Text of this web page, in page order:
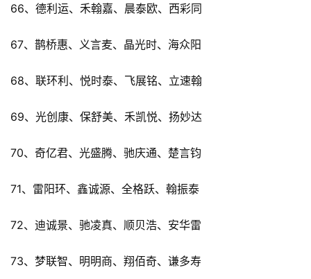
66、德利运、禾翰嘉、晨泰欧、西彩同
67、鹊桥惠、义言麦、晶光时、海众阳
68、联环利、悦时泰、飞展铭、立速翰
69、光创康、保舒美、禾凯悦、扬妙达
70、奇亿君、光盛腾、驰庆通、楚言钧
71、雷阳环、鑫诚源、全格跃、翰振泰
72、迪诚景、驰凌真、顺贝浩、安华雷
73、梦联智、明明商、翔佰奇、谦多寿